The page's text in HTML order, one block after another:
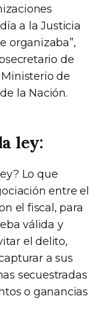
a la Justicia
organizaba”,
de
de
la Nación.
ley:
Lo que
entre el
el fiscal, para
válida y
el delito,
a sus
secuestradas
o ganancias